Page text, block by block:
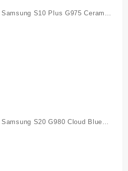
S10 Plus G975 Ceramic
S20 G980 Cloud Blue